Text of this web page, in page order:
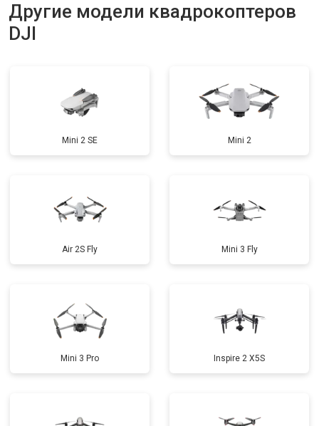
Другие модели квадрокоптеров
DJI
Mini 2 SE Mini 2
Air 2S Fly Mini 3 Fly
Mini 3 Pro Inspire 2 X5S